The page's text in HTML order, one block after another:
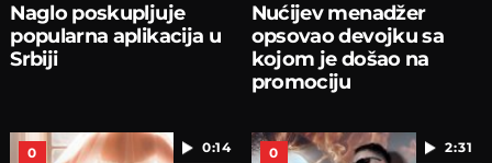
Naglo poskupljuje
popularna aplikacija u
Srbiji
Nućijev menadžer
opsovao devojku sa
kojom je došao na
promociju
0:14
0 2:31
0